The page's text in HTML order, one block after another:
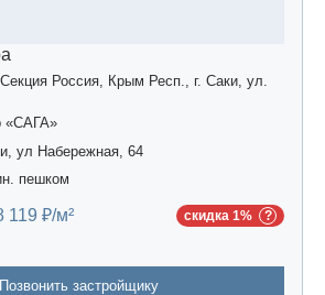
Россия, Крым Респ., г. Саки, ул.
«САГА»
ул Набережная, 64
пешком
119 ₽/м² скидка 1%
Позвонить застройщику